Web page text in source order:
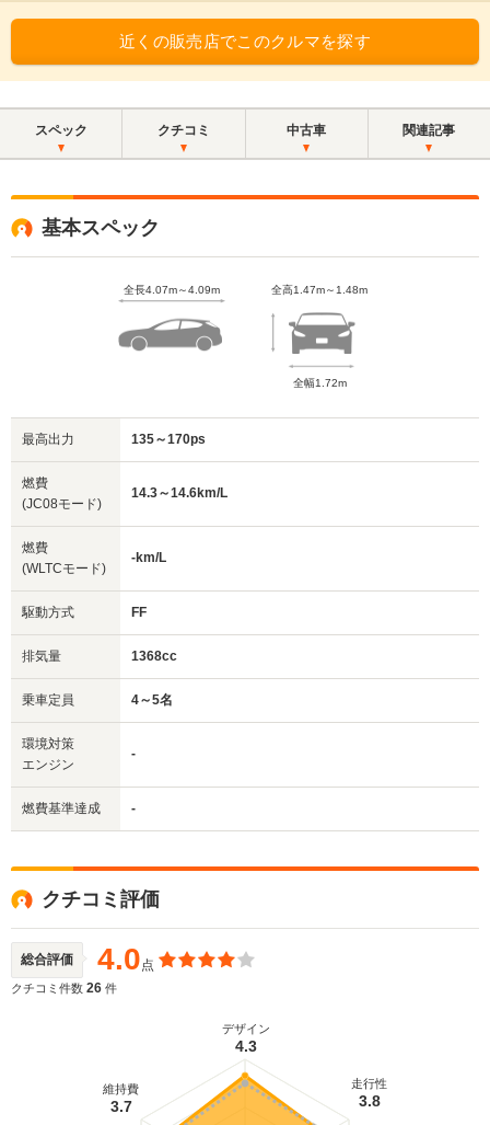
近くの販売店でこのクルマを探す
スペック クチコミ 中古車 関連記事
基本スペック
全長4.07m～4.09m 全高1.47m～1.48m
全幅1.72m
最高出力 135～170ps
燃費
(JC08モード)
14.3～14.6km/L
燃費
(WLTCモード)
-km/L
駆動方式 FF
排気量 1368cc
乗車定員 4～5名
環境対策
エンジン
-
燃費基準達成 -
クチコミ評価
総合評価 4.0点
クチコミ件数 26 件
デザイン
4.3
走行性
3.8
維持費
3.7